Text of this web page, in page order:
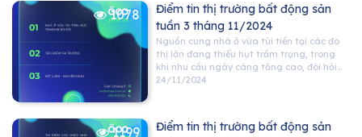
1078
Điểm tin thị trường bất động sản
tuần 3 tháng 11/2024
Nguồn cung nhà ở vừa túi tiền tại các đô
thị lớn đang thiếu hụt trầm trọng, trong
khi nhu cầu ngày càng tăng cao, đòi hỏi
những giải pháp hiệu quả từ Nhà nước và
24/11/2024
1199
Điểm tin thị trường bất động sản